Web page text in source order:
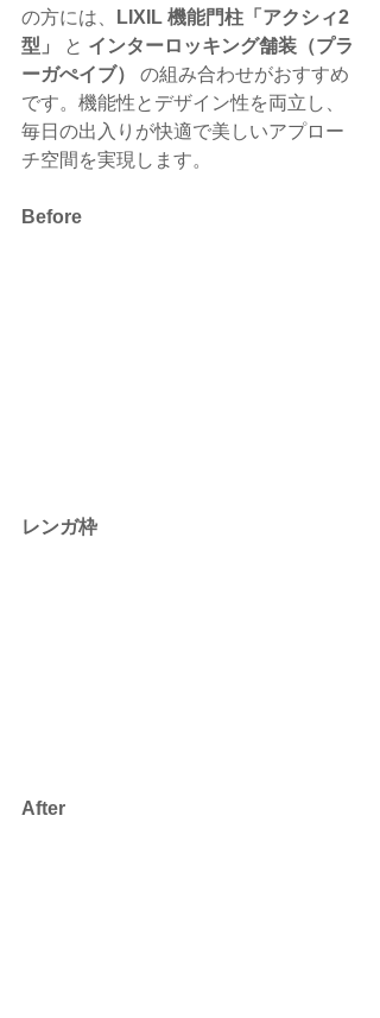
の方には、
LIXIL 機能門柱「アクシィ2
型」
と インターロッキング舗装（プラ
ーガぺイブ）
の組み合わせがおすすめ
です。機能性とデザイン性を両立し、
毎日の出入りが快適で美しいアプロー
チ空間を実現します。
Before
レンガ枠
After